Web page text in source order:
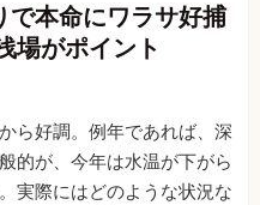
で本命にワラサ好捕
場がポイント
ら好調。例年であれば、深
的が、今年は水温が下がら
実際にはどのような状況な